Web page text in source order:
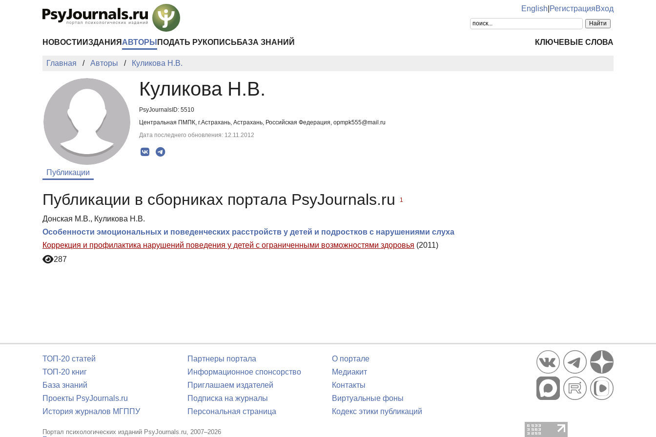
English РегистрацияВход
НОВОСТИ ИЗДАНИЯ АВТОРЫ ПОДАТЬ РУКОПИСЬ БАЗА ЗНАНИЙ КЛЮЧЕВЫЕ СЛОВА
Главная Авторы Куликова Н.В.
Куликова Н.В.
PsyJournalsID: 5510
Центральная ПМПК, г.Астрахань, Астрахань, Российская Федерация, opmpk555@mail.ru
Дата последнего обновления: 12.11.2012
Публикации
Публикации в сборниках портала PsyJournals.ru 1
Донская М.В., Куликова Н.В.
Особенности эмоциональных и поведенческих расстройств у детей и подростков с нарушениями слуха
Коррекция и профилактика нарушений поведения у детей с ограниченными возможностями здоровья (2011)
287
ТОП-20 статей
ТОП-20 книг
База знаний
Проекты PsyJournals.ru
История журналов МГППУ
Партнеры портала
Информационное спонсорство
Приглашаем издателей
Подписка на журналы
Персональная страница
О портале
Медиакит
Контакты
Виртуальные фоны
Кодекс этики публикаций
Портал психологических изданий PsyJournals.ru, 2007–2026